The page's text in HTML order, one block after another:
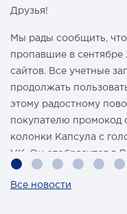
Друзья!
Мы рады сообщить, что
пропавшие в сентябре
сайтов. Все учетные
продолжать
этому радостному
покупателю промокод
колонки Капсула с
VK. Он отобразится в
магазина Pajero Shop
Все новости